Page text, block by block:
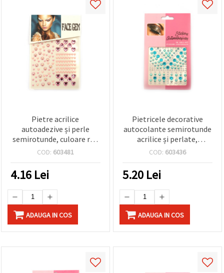
Pietre acrilice
autoadezive și perle
semirotunde, culoare roz
- 124 bucăți
COD: 603481
4.16 Lei
ADAUGA IN COS
Pietricele decorative
autocolante semirotunde
acrilice și perlate,
albastru - 159 bucăți
COD: 603436
5.20 Lei
ADAUGA IN COS